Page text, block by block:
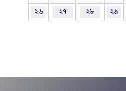
২৬ ২৭ ২৮ ২৯